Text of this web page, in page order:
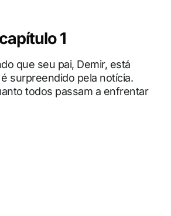
1
que seu pai, Demir, está
surpreendido pela notícia.
todos passam a enfrentar